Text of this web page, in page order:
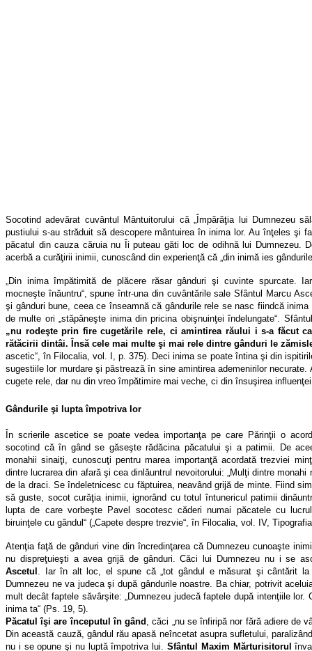
Socotind adevărat cuvântul Mântuitorului că „Împărăţia lui Dumnezeu
pustiului s-au străduit să descopere mântuirea în inima lor. Au înţeles şi
păcatul din cauza căruia nu Îi puteau găti loc de odihnă lui Dumnezeu.
acerbă a curăţirii inimii, cunoscând din experienţă că „din inimă ies
„Din inima împătimită de plăcere răsar gânduri şi cuvinte spurcate.
mocneşte înăuntru“, spune într-una din cuvântările sale Sfântul Marcu
şi gânduri bune, ceea ce înseamnă că gândurile rele se nasc fiindcă
de multe ori „stăpâneşte inima din pricina obişnuinţei îndelungate“.
„nu rodeşte prin fire cugetările rele, ci amintirea răului i s-a făcut
rătăcirii dintâi. Însă cele mai multe şi mai rele dintre gânduri le
ascetic“, în Filocalia, vol. I, p. 375). Deci inima se poate întina şi din
sugestiile lor murdare şi păstrează în sine amintirea ademenirilor
cugete rele, dar nu din vreo împătimire mai veche, ci din însuşirea
Gândurile şi lupta împotriva lor
În scrierile ascetice se poate vedea importanţa pe care Părinţii o
socotind că în gând se găseşte rădăcina păcatului şi a patimii. De
monahii sinaiţi, cunoscuţi pentru marea importanţă acordată trezviei
dintre lucrarea din afară şi cea dinlăuntrul nevoitorului: „Mulţi dintre
de la draci. Se îndeletnicesc cu făptuirea, neavând grijă de minte. Fiind
să guste, socot curăţia inimii, ignorând cu totul întunericul patimii
lupta de care vorbeşte Pavel socotesc căderi numai păcatele cu
biruinţele cu gândul“ („Capete despre trezvie“, în Filocalia, vol. IV,
Atenţia faţă de gânduri vine din încredinţarea că Dumnezeu cunoaşte
nu dispreţuieşti a avea grijă de gânduri. Căci lui Dumnezeu nu i se
Ascetul . Iar în alt loc, el spune că „tot gândul e măsurat şi cântărit la
Dumnezeu ne va judeca şi după gândurile noastre. Ba chiar, potrivit
mult decât faptele săvârşite: „Dumnezeu judecă faptele după intenţiile
inima ta“ (Ps. 19, 5).
Păcatul îşi are începutul în gând , căci „nu se înfiripă nor fără adiere de
Din această cauză, gândul rău apasă neîncetat asupra sufletului,
nu i se opune şi nu luptă împotriva lui. Sfântul Maxim Mărturisitorul